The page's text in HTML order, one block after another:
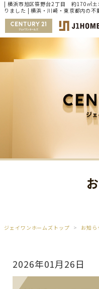
| 横浜市旭区笹野台2丁目 約170㎡土
りました | 横浜・川崎・東京都内の
ション）ならセンチュリー21ジェイワ
ジェイワンホームズトップ お知ら
2026年01月26日